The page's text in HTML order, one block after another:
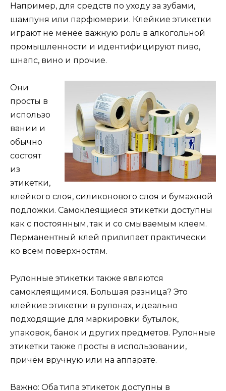
Например, для средств по уходу за зубами,
шампуня или парфюмерии. Клейкие этикетки
играют не менее важную роль в алкогольной
промышленности и идентифицируют пиво,
шнапс, вино и прочие.
Они
просты в
использо
вании и
обычно
состоят
из
этикетки,
клейкого слоя, силиконового слоя и бумажной
подложки. Самоклеящиеся этикетки доступны
как с постоянным, так и со смываемым клеем.
Перманентный клей прилипает практически
ко всем поверхностям.
Рулонные этикетки также являются
самоклеящимися. Большая разница? Это
клейкие этикетки в рулонах, идеально
подходящие для маркировки бутылок,
упаковок, банок и других предметов. Рулонные
этикетки также просты в использовании,
причём вручную или на аппарате.
Важно: Оба типа этикеток доступны в